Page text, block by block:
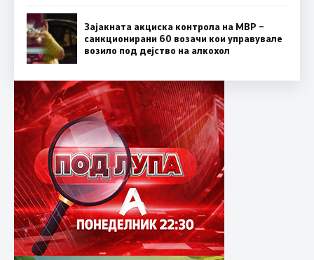
Зајакната акциска контрола на МВР –
санкционирани 60 возачи кои управувале
возило под дејство на алкохол